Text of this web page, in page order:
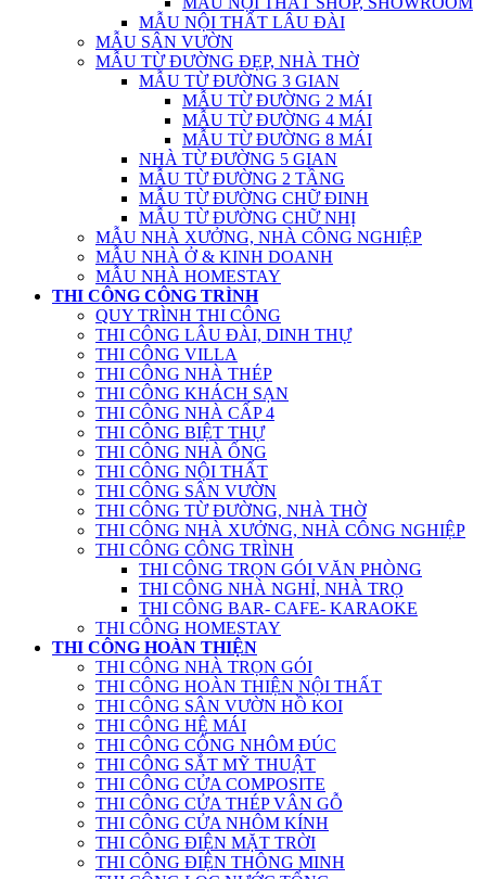
MẪU NỘI THẤT LÂU ĐÀI
MẪU SÂN VƯỜN
MẪU TỪ ĐƯỜNG ĐẸP, NHÀ THỜ
MẪU TỪ ĐƯỜNG 3 GIAN
MẪU TỪ ĐƯỜNG 2 MÁI
MẪU TỪ ĐƯỜNG 4 MÁI
MẪU TỪ ĐƯỜNG 8 MÁI
NHÀ TỪ ĐƯỜNG 5 GIAN
MẪU TỪ ĐƯỜNG 2 TẦNG
MẪU TỪ ĐƯỜNG CHỮ ĐINH
MẪU TỪ ĐƯỜNG CHỮ NHỊ
MẪU NHÀ XƯỞNG, NHÀ CÔNG NGHIỆP
MẪU NHÀ Ở & KINH DOANH
MẪU NHÀ HOMESTAY
THI CÔNG CÔNG TRÌNH
QUY TRÌNH THI CÔNG
THI CÔNG LÂU ĐÀI, DINH THỰ
THI CÔNG VILLA
THI CÔNG NHÀ THÉP
THI CÔNG KHÁCH SẠN
THI CÔNG NHÀ CẤP 4
THI CÔNG BIỆT THỰ
THI CÔNG NHÀ ỐNG
THI CÔNG NỘI THẤT
THI CÔNG SÂN VƯỜN
THI CÔNG TỪ ĐƯỜNG, NHÀ THỜ
THI CÔNG NHÀ XƯỞNG, NHÀ CÔNG NGHIỆP
THI CÔNG CÔNG TRÌNH
THI CÔNG TRỌN GÓI VĂN PHÒNG
THI CÔNG NHÀ NGHỈ, NHÀ TRỌ
THI CÔNG BAR- CAFE- KARAOKE
THI CÔNG HOMESTAY
THI CÔNG HOÀN THIỆN
THI CÔNG NHÀ TRỌN GÓI
THI CÔNG HOÀN THIỆN NỘI THẤT
THI CÔNG SÂN VƯỜN HỒ KOI
THI CÔNG HỆ MÁI
THI CÔNG CỔNG NHÔM ĐÚC
THI CÔNG SẮT MỸ THUẬT
THI CÔNG CỬA COMPOSITE
THI CÔNG CỬA THÉP VÂN GỖ
THI CÔNG CỬA NHÔM KÍNH
THI CÔNG ĐIỆN MẶT TRỜI
THI CÔNG ĐIỆN THÔNG MINH